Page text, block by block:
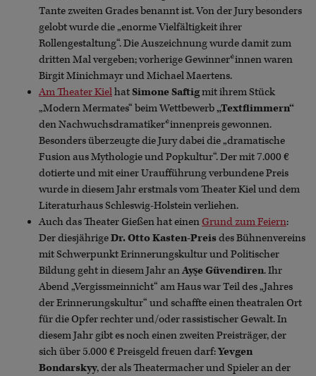
Tante zweiten Grades benannt ist. Von der Jury besonders
gelobt wurde die „enorme Vielfältigkeit ihrer
Rollengestaltung“. Die Auszeichnung wurde damit zum
dritten Mal vergeben; vorherige Gewinner*innen waren
Birgit Minichmayr und Michael Maertens.
Am Theater KielhatSimone Saftigmit ihrem Stück
„Modern Mermates“ beim Wettbewerb„Textflimmern“
den Nachwuchsdramatiker*innenpreis gewonnen.
Besonders überzeugte die Jury dabei die „dramatische
Fusion aus Mythologie und Popkultur“. Der mit 7.000 €
dotierte und mit einer Uraufführung verbundene Preis
wurde in diesem Jahr erstmals vom Theater Kiel und dem
Literaturhaus Schleswig-Holstein verliehen.
Auch das Theater Gießen hat einenGrund zum Feiern:
Der diesjährigeDr. Otto Kasten-Preisdes Bühnenvereins
mit Schwerpunkt Erinnerungskultur und Politischer
Bildung geht in diesem Jahr anAyşe Güvendiren. Ihr
Abend „Vergissmeinnicht“ am Haus war Teil des „Jahres
der Erinnerungskultur“ und schaffte einen theatralen Ort
für die Opfer rechter und/oder rassistischer Gewalt. In
diesem Jahr gibt es noch einen zweiten Preisträger, der
sich über 5.000 € Preisgeld freuen darf:Yevgen
Bondarskyy, der als Theatermacher und Spieler an der